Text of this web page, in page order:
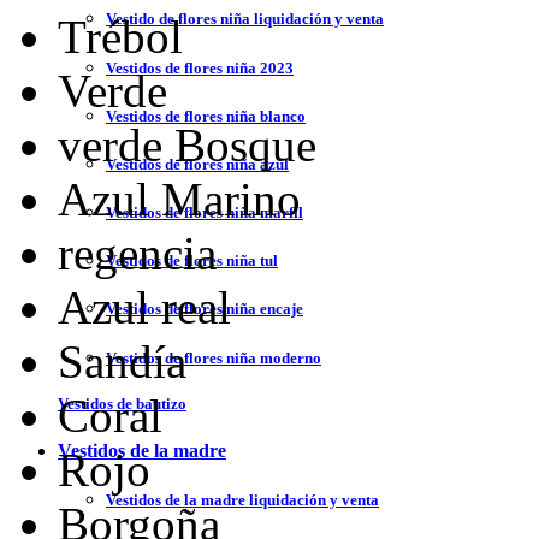
Vestido de flores niña liquidación y venta
Vestidos de flores niña 2023
Vestidos de flores niña blanco
Vestidos de flores niña azul
Vestidos de flores niña marfil
Vestidos de flores niña tul
Vestidos de flores niña encaje
Vestidos de flores niña moderno
Vestidos de bautizo
Vestidos de la madre
Vestidos de la madre liquidación y venta
Trébol
Verde
verde Bosque
Azul Marino
regencia
Azul real
Sandía
Coral
Rojo
Borgoña